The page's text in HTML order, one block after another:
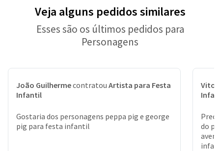
Veja alguns pedidos similares
Esses são os últimos pedidos para
Personagens
João Guilhermecontratou Artista para Festa
Infantil
Gostaria dos personagens peppa pig e george
pig para festa infantil
Vitor
do